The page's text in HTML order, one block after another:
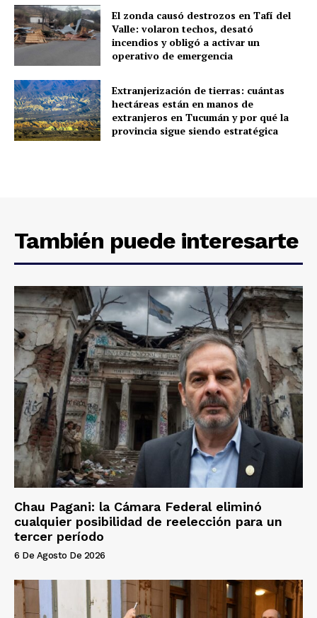
El zonda causó destrozos en Tafí del
Valle: volaron techos, desató
incendios y obligó a activar un
operativo de emergencia
Extranjerización de tierras: cuántas
hectáreas están en manos de
extranjeros en Tucumán y por qué la
provincia sigue siendo estratégica
También puede interesarte
Chau Pagani: la Cámara Federal eliminó
cualquier posibilidad de reelección para un
tercer período
6 De Agosto De 2026